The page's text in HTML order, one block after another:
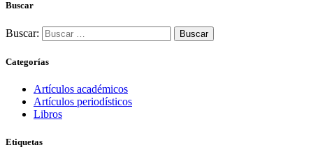
Buscar
Buscar:
Categorías
Artículos académicos
Artículos periodísticos
Libros
Etiquetas